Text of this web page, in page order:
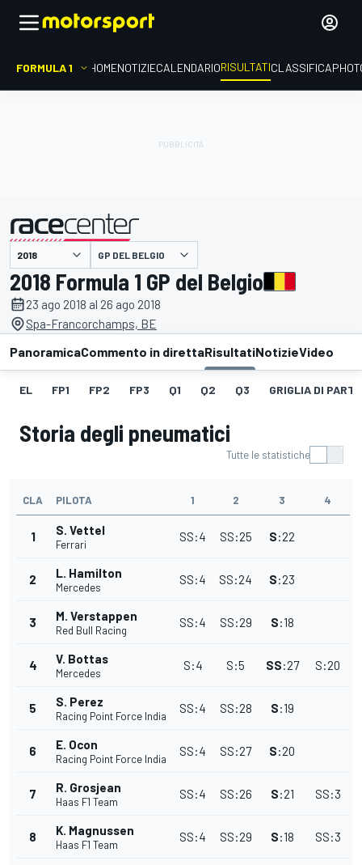
FORMULA 1 HOMENOTIZIECALENDARIORISULTATICLASSIFICA
presentato da GP DEL BELGIO
2018 Formula 1 GP del Belgio
23 ago 2018 al 26 ago 2018
Spa-Francorchamps, BE
PanoramicaCommento in direttaRisultatiNotizieVideo
EL FP1 FP2 FP3 Q1 Q2 Q3 GRIGLIA DI
Storia degli pneumatici
Tutte le statistiche
CLA PILOTA 1 2 3 4
1 S. Vettel
Ferrari
SS:4 SS:25 S:22
2 L. Hamilton
Mercedes
SS:4 SS:24 S:23
3 M. Verstappen
Red Bull Racing
SS:4 SS:29 S:18
4 V. Bottas
Mercedes
S:4 S:5 SS:27 S:20
5 S. Perez
Racing Point Force India
SS:4 SS:28 S:19
6 E. Ocon
Racing Point Force India
SS:4 SS:27 S:20
7 R. Grosjean
Haas F1 Team
SS:4 SS:26 S:21 SS:3
8 K. Magnussen
Haas F1 Team
SS:4 SS:29 S:18 SS:3